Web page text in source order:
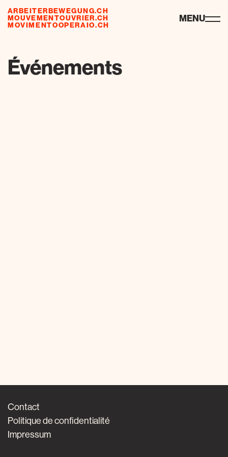
ARBEITERBEWEGUNG.CH
MOUVEMENTOUVRIER.CH
MOVIMENTOOPERAIO.CH
ressources MENU
Événements
Contact
Politique de confidentialité
Impressum